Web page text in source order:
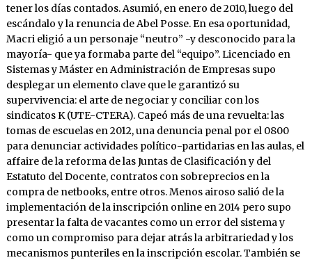
tener los días contados. Asumió, en enero de 2010, luego del
escándalo y la renuncia de Abel Posse. En esa oportunidad,
Macri eligió a un personaje “neutro” -y desconocido para la
mayoría- que ya formaba parte del “equipo”. Licenciado en
Sistemas y Máster en Administración de Empresas supo
desplegar un elemento clave que le garantizó su
supervivencia: el arte de negociar y conciliar con los
sindicatos K (UTE-CTERA). Capeó más de una revuelta: las
tomas de escuelas en 2012, una denuncia penal por el 0800
para denunciar actividades político-partidarias en las aulas, el
affaire de la reforma de las Juntas de Clasificación y del
Estatuto del Docente, contratos con sobreprecios en la
compra de netbooks, entre otros. Menos airoso salió de la
implementación de la inscripción online en 2014 pero supo
presentar la falta de vacantes como un error del sistema y
como un compromiso para dejar atrás la arbitrariedad y los
mecanismos punteriles en la inscripción escolar. También se